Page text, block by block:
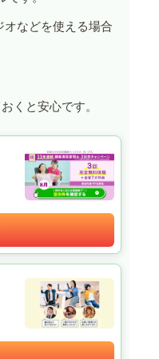
などを使える場合
くと安心です。